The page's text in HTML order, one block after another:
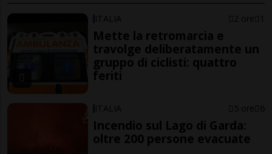
ITALIA 2 ore 1
Mette la retromarcia e
travolge deliberatamente un
gruppo di ciclisti: quattro
feriti
ITALIA 5 ore 6
Incendio sul Lago di Garda:
oltre 200 persone evacuate